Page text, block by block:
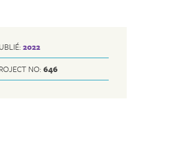
2022
NO: 646